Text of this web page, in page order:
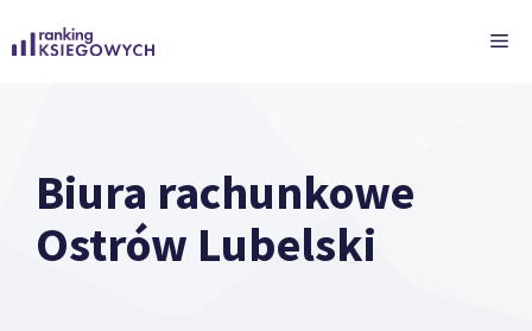
do
Biura rachunkowe
Ostrów Lubelski